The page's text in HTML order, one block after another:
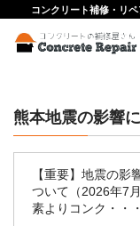
コンクリート補修・リ
熊本地震の影響
【重要】地震の影
ついて（2026年7
素よりコンク・・・